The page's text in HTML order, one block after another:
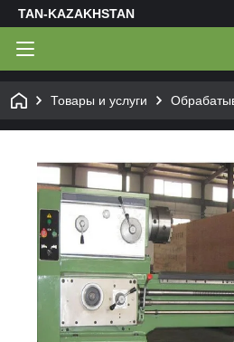
TAN-KAZAKHSTAN
Товары и услуги